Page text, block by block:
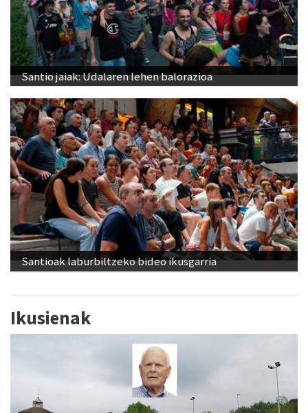
Santio jaiak: Udalaren lehen balorazioa
Santioak laburbiltzeko bideo ikusgarria
Ikusienak